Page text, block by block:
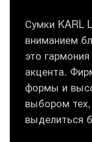
Сумки KARL
вниманием
это
акцента.
формы и
выбором тех,
выделиться